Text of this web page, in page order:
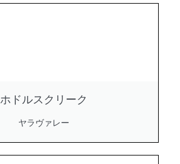
ホドルスクリーク
ヤラヴァレー